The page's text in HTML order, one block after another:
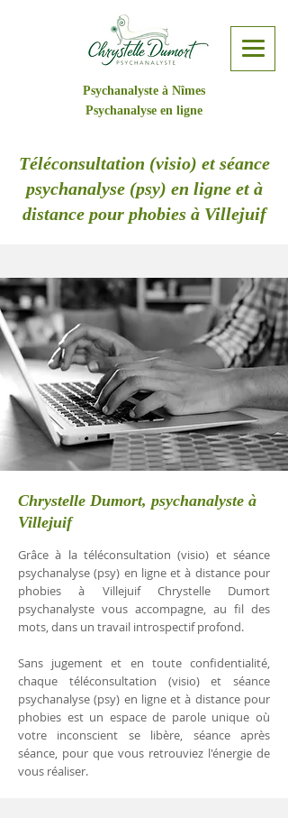
Psychanalyste à Nîmes
Psychanalyse en ligne
Téléconsultation (visio) et séance
psychanalyse (psy) en ligne et à
distance pour phobies à Villejuif
Chrystelle Dumort, psychanalyste à
Villejuif
Grâce à la téléconsultation (visio) et séance
psychanalyse (psy) en ligne et à distance pour
phobies à Villejuif Chrystelle Dumort
psychanalyste vous accompagne, au fil des
mots, dans un travail introspectif profond.
Sans jugement et en toute confidentialité,
chaque téléconsultation (visio) et séance
psychanalyse (psy) en ligne et à distance pour
phobies est un espace de parole unique où
votre inconscient se libère, séance après
séance, pour que vous retrouviez l'énergie de
vous réaliser.